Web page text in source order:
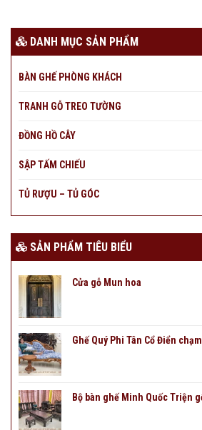
DANH MỤC SẢN PHẨM
BÀN GHẾ PHÒNG KHÁCH
TRANH GỖ TREO TƯỜNG
ĐỒNG HỒ CÂY
SẬP TẤM CHIẾU
TỦ RƯỢU – TỦ GÓC
SẢN PHẨM TIÊU BIỂU
Cửa gỗ Mun hoa
Ghế Quý Phi Tân Cổ Điển
Bộ bàn ghế Minh Quốc Triện